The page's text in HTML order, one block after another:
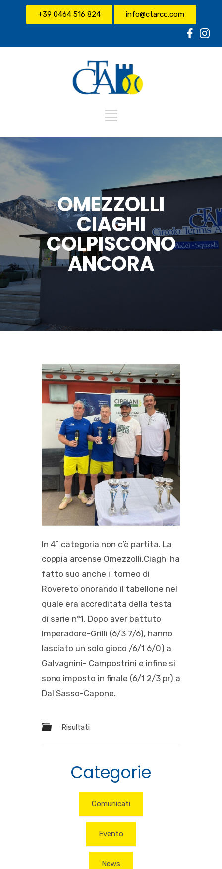
+39 0464 516 824 info@ctarco.com
OMEZZOLLI
CIAGHI
COLPISCONO
ANCORA
In 4^ categoria non c’è partita. La
coppia arcense Omezzolli.Ciaghi ha
fatto suo anche il torneo di
Rovereto onorando il tabellone nel
quale era accreditata della testa
di serie n°1. Dopo aver battuto
Imperadore-Grilli (6/3 7/6), hanno
lasciato un solo gioco /6/1 6/0) a
Galvagnini- Campostrini e infine si
sono imposto in finale (6/1 2/3 pr) a
Dal Sasso-Capone.
Risultati
Categorie
Comunicati
Evento
News